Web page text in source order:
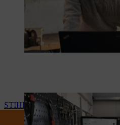
STIHL Workshop Manager